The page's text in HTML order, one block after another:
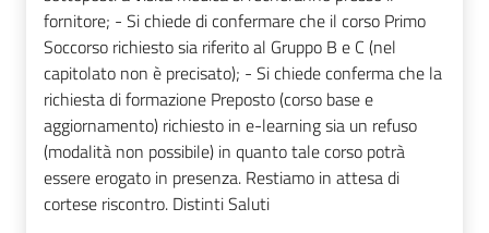
fornitore; - Si chiede di confermare che il corso Primo
Soccorso richiesto sia riferito al Gruppo B e C (nel
capitolato non è precisato); - Si chiede conferma che la
richiesta di formazione Preposto (corso base e
aggiornamento) richiesto in e-learning sia un refuso
(modalità non possibile) in quanto tale corso potrà
essere erogato in presenza. Restiamo in attesa di
cortese riscontro. Distinti Saluti